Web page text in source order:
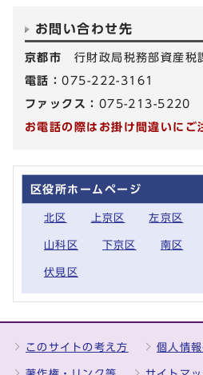
お問い合わせ先
京都市 行財政局税務部資産税
電話：075-222-3161
ファックス： 075-213-5220
お電話の際はお掛け間違いにご
区役所ホームページ
北区 上京区 左京区
山科区 下京区 南区
伏見区
このサイトの考え方 個人情